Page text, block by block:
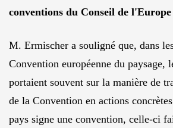
conventions du Conseil de l'Europe
M. Ermischer a souligné que, dans
Convention européenne du paysage,
portaient souvent sur la manière de
de la Convention en actions
pays signe une convention, celle-ci